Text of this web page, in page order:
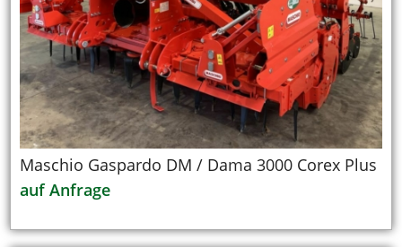
Maschio Gaspardo DM / Dama 3000 Corex Plus
auf Anfrage